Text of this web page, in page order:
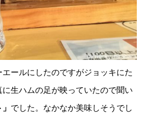
ールにしたのですがジョッキにた
生ハムの足が映っていたので聞い
でした。なかなか美味しそうでし